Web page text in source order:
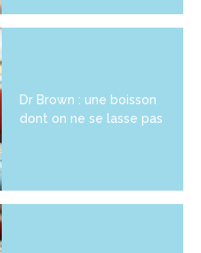
Dr Brown : une boisson
dont on ne se lasse pas